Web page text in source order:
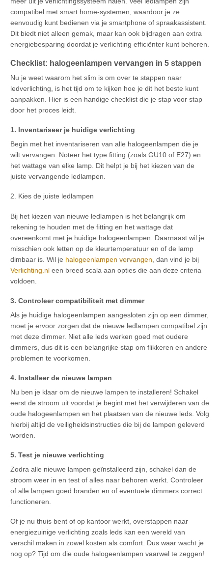
compatibel met smart home-systemen, waardoor je ze
eenvoudig kunt bedienen via je smartphone of spraakassistent.
Dit biedt niet alleen gemak, maar kan ook bijdragen aan extra
energiebesparing doordat je verlichting efficiënter kunt beheren.
Checklist: halogeenlampen vervangen in 5 stappen
Nu je weet waarom het slim is om over te stappen naar
ledverlichting, is het tijd om te kijken hoe je dit het beste kunt
aanpakken. Hier is een handige checklist die je stap voor stap
door het proces leidt.
1. Inventariseer je huidige verlichting
Begin met het inventariseren van alle halogeenlampen die je
wilt vervangen. Noteer het type fitting (zoals GU10 of E27) en
het wattage van elke lamp. Dit helpt je bij het kiezen van de
juiste vervangende ledlampen.
2. Kies de juiste ledlampen
Bij het kiezen van nieuwe ledlampen is het belangrijk om
rekening te houden met de fitting en het wattage dat
overeenkomt met je huidige halogeenlampen. Daarnaast wil je
misschien ook letten op de kleurtemperatuur en of de lamp
dimbaar is. Wil je halogeenlampen vervangen , dan vind je bij
Verlichting.nl een breed scala aan opties die aan deze criteria
voldoen.
3. Controleer compatibiliteit met dimmer
Als je huidige halogeenlampen aangesloten zijn op een dimmer,
moet je ervoor zorgen dat de nieuwe ledlampen compatibel zijn
met deze dimmer. Niet alle leds werken goed met oudere
dimmers, dus dit is een belangrijke stap om flikkeren en andere
problemen te voorkomen.
4. Installeer de nieuwe lampen
Nu ben je klaar om de nieuwe lampen te installeren! Schakel
eerst de stroom uit voordat je begint met het verwijderen van de
oude halogeenlampen en het plaatsen van de nieuwe leds. Volg
hierbij altijd de veiligheidsinstructies die bij de lampen geleverd
worden.
5. Test je nieuwe verlichting
Zodra alle nieuwe lampen geïnstalleerd zijn, schakel dan de
stroom weer in en test of alles naar behoren werkt. Controleer
of alle lampen goed branden en of eventuele dimmers correct
functioneren.
Of je nu thuis bent of op kantoor werkt, overstappen naar
energiezuinige verlichting zoals leds kan een wereld van
verschil maken in zowel kosten als comfort. Dus waar wacht je
nog op? Tijd om die oude halogeenlampen vaarwel te zeggen!